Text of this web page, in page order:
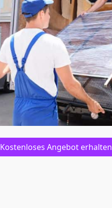
Kostenloses Angebot erhalten